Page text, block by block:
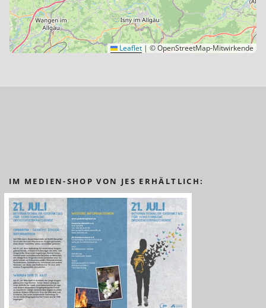
Leaflet | © OpenStreetMap-Mitwirkende
IM MEDIEN-SHOP VON JES ERHÄLTLICH: